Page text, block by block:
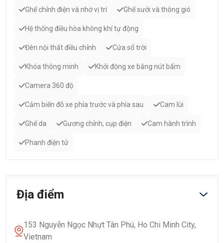
Ghế chỉnh điện và nhớ vị trí Ghế sưởi và thông gió
Hệ thống điều hòa không khí tự động
Đèn nội thất điều chỉnh Cửa sổ trời
Khóa thông minh Khởi động xe bằng nút bấm
Camera 360 độ
Cảm biến đỗ xe phía trước và phía sau Cam lùi
Ghế da Gương chỉnh, cụp điện Cam hành trình
Phanh điện tử
Địa điểm
153 Nguyễn Ngọc Nhựt Tân Phú, Ho Chi Minh City,
Vietnam